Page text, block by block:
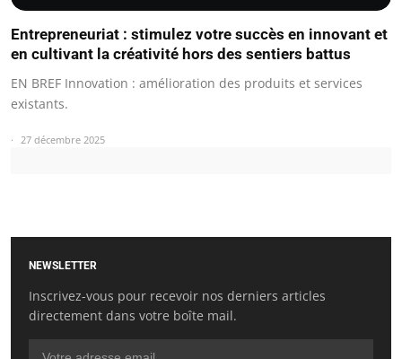
Entrepreneuriat : stimulez votre succès en innovant et
en cultivant la créativité hors des sentiers battus
EN BREF Innovation : amélioration des produits et services
existants.
27 décembre 2025
NEWSLETTER
Inscrivez-vous pour recevoir nos derniers articles
directement dans votre boîte mail.